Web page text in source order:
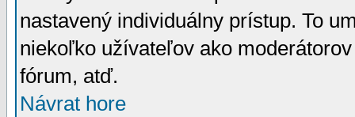
nastavený individuálny prístup. To
niekoľko užívateľov ako
fórum, atď.
Návrat hore